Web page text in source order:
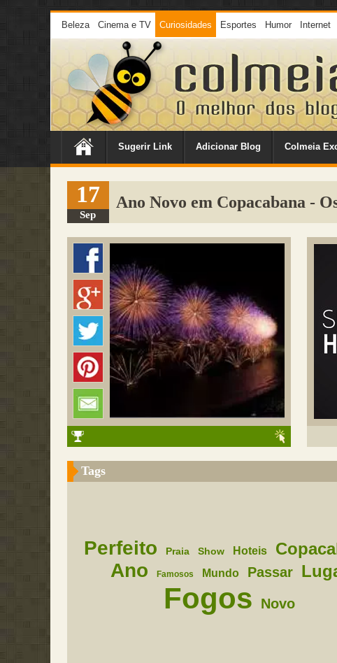
Beleza Cinema e TV Curiosidades Esportes Humor Internet
Sugerir Link Adicionar Blog Colmeia
17
Sep
Ano Novo em Copacabana -
Tags
Perfeito Praia Show Hoteis
Ano Famosos Mundo Passar
Fogos Novo